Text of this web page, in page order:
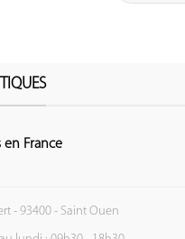
en France
- 93400 - Saint Ouen